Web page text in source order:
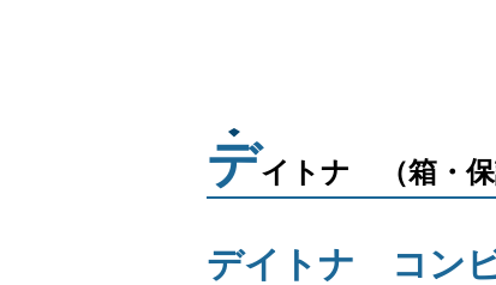
デイトナ （箱・保
デイトナ コン